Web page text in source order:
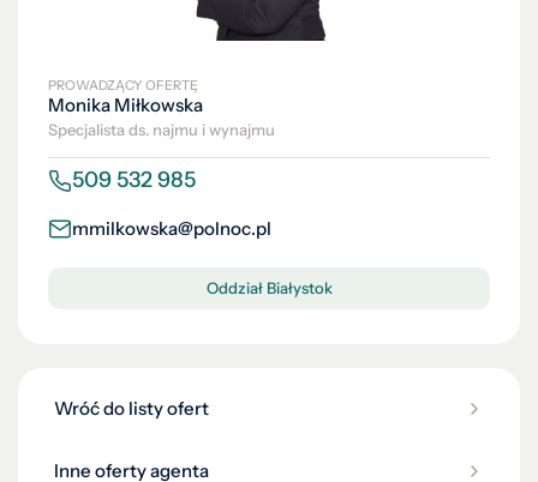
PROWADZĄCY OFERTĘ
Monika Miłkowska
Specjalista ds. najmu i wynajmu
509 532 985
mmilkowska@polnoc.pl
Oddział Białystok
Wróć do listy ofert
Inne oferty agenta